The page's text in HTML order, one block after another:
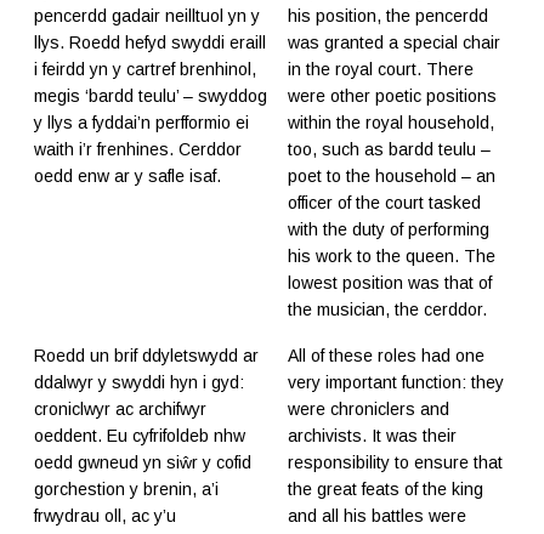
pencerdd gadair neilltuol yn y
llys. Roedd hefyd swyddi eraill
i feirdd yn y cartref brenhinol,
megis ‘bardd teulu’ – swyddog
y llys a fyddai’n perfformio ei
waith i’r frenhines. Cerddor
oedd enw ar y safle isaf.
his position, the pencerdd
was granted a special chair
in the royal court. There
were other poetic positions
within the royal household,
too, such as bardd teulu –
poet to the household – an
officer of the court tasked
with the duty of performing
his work to the queen. The
lowest position was that of
the musician, the cerddor.
Roedd un brif ddyletswydd ar
ddalwyr y swyddi hyn i gyd:
croniclwyr ac archifwyr
oeddent. Eu cyfrifoldeb nhw
oedd gwneud yn siŵr y cofid
gorchestion y brenin, a’i
frwydrau oll, ac y’u
All of these roles had one
very important function: they
were chroniclers and
archivists. It was their
responsibility to ensure that
the great feats of the king
and all his battles were